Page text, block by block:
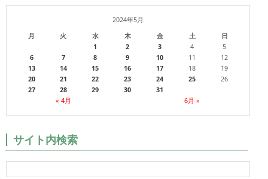
2024年5月
月
火 水 木 金 土 日
« 4月 6月 »
1 2 3 4
5
6
7 8 9 10 11
12
13
14 15 16 17 18
19
20
21 22 23 24 25
26
27
28 29 30 31
サイト内検索